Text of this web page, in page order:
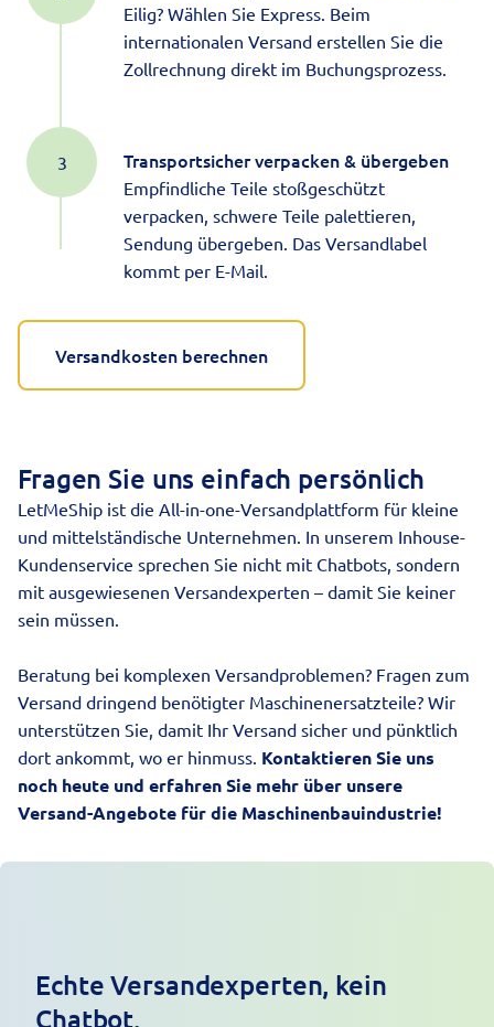
Eilig? Wählen Sie Express. Beim
internationalen Versand erstellen Sie die
Zollrechnung direkt im Buchungsprozess.
Transportsicher verpacken & übergeben
Empfindliche Teile stoßgeschützt
verpacken, schwere Teile palettieren,
Sendung übergeben. Das Versandlabel
kommt per E-Mail.
Versandkosten berechnen
Fragen Sie uns einfach persönlich
LetMeShip ist die All-in-one-Versandplattform für kleine
und mittelständische Unternehmen. In unserem Inhouse-
Kundenservice sprechen Sie nicht mit Chatbots, sondern
mit ausgewiesenen Versandexperten – damit Sie keiner
sein müssen.
Beratung bei komplexen Versandproblemen? Fragen zum
Versand dringend benötigter Maschinenersatzteile? Wir
unterstützen Sie, damit Ihr Versand sicher und pünktlich
dort ankommt, wo er hinmuss. Kontaktieren Sie uns
noch heute und erfahren Sie mehr über unsere
Versand-Angebote für die Maschinenbauindustrie!
Echte Versandexperten, kein
Chatbot.